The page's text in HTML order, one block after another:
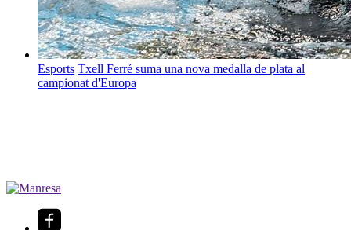
Esports Txell Ferré suma una nova medalla de plata al
campionat d'Europa